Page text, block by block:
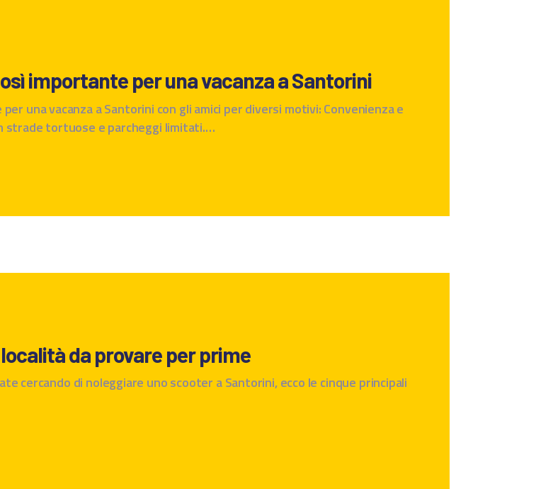
importante per una vacanza a Santorini
una vacanza a Santorini con gli amici per diversi motivi: Convenienza e
strade tortuose e parcheggi limitati.…
da provare per prime
cercando di noleggiare uno scooter a Santorini, ecco le cinque principali